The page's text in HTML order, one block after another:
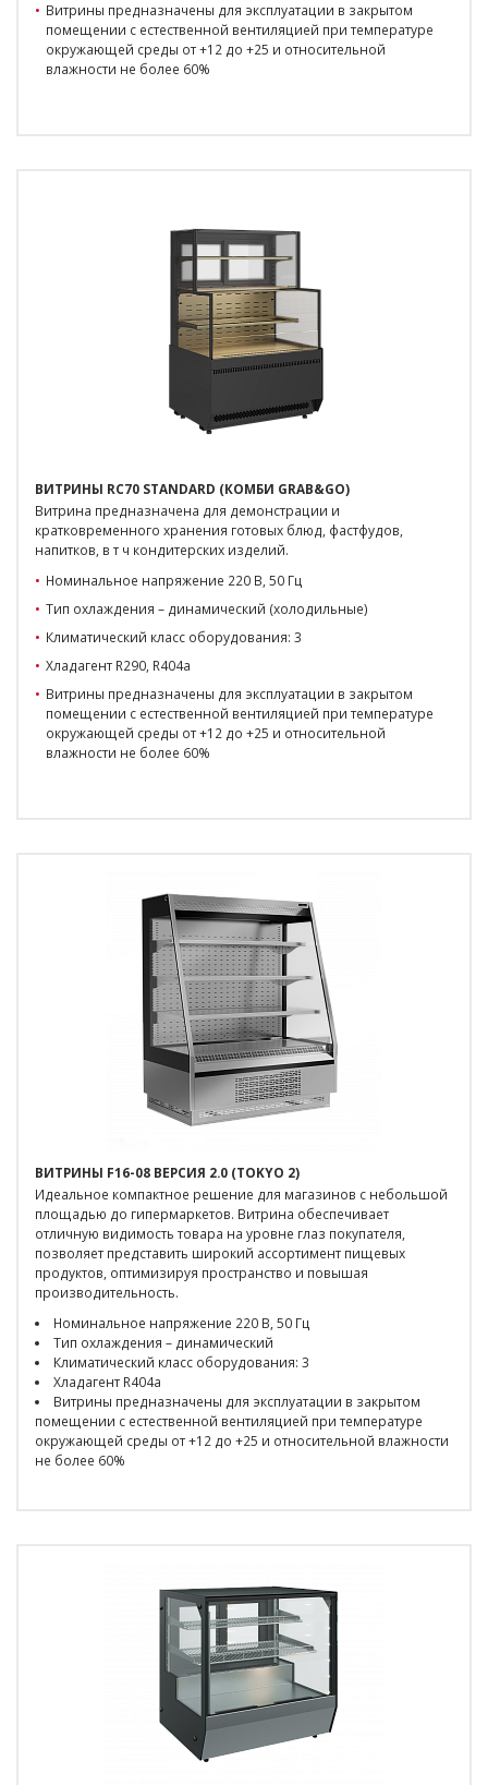
Витрины предназначены для эксплуатации в закрытом
помещении с естественной вентиляцией при температуре
окружающей среды от +12 до +25 и относительной
влажности не более 60%
ВИТРИНЫ RC70 STANDARD (КОМБИ GRAB&GO)
Витрина предназначена для демонстрации и
кратковременного хранения готовых блюд, фастфудов,
напитков, в т ч кондитерских изделий.
Номинальное напряжение 220 В, 50 Гц
Тип охлаждения – динамический (холодильные)
Климатический класс оборудования: 3
Хладагент R290, R404a
Витрины предназначены для эксплуатации в закрытом
помещении с естественной вентиляцией при температуре
окружающей среды от +12 до +25 и относительной
влажности не более 60%
ВИТРИНЫ F16-08 ВЕРСИЯ 2.0 (TOKYO 2)
Идеальное компактное решение для магазинов с небольшой
площадью до гипермаркетов. Витрина обеспечивает
отличную видимость товара на уровне глаз покупателя,
позволяет представить широкий ассортимент пищевых
продуктов, оптимизируя пространство и повышая
производительность.
Номинальное напряжение 220 В, 50 Гц
Тип охлаждения – динамический
Климатический класс оборудования: 3
Хладагент R404a
Витрины предназначены для эксплуатации в закрытом
помещении с естественной вентиляцией при температуре
окружающей среды от +12 до +25 и относительной влажности
не более 60%